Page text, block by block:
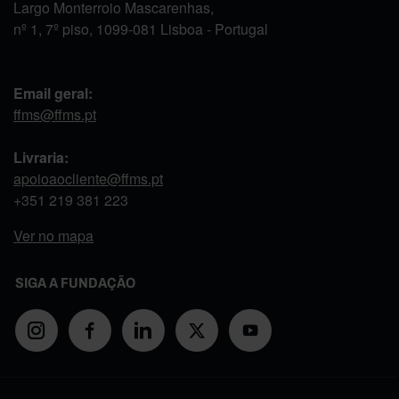
Largo Monterroio Mascarenhas,
nº 1, 7º piso, 1099-081 Lisboa - Portugal
Email geral:
ffms@ffms.pt
Livraria:
apoioaocliente@ffms.pt
+351 219 381 223
Ver no mapa
SIGA A FUNDAÇÃO